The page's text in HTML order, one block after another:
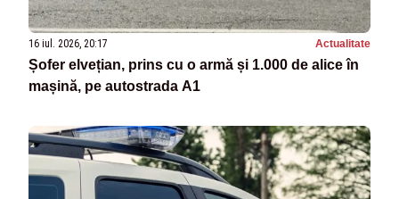
16 iul. 2026, 20:17 Actualitate
Șofer elvețian, prins cu o armă și 1.000 de alice în
mașină, pe autostrada A1